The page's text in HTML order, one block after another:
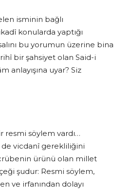
isminin bağlı
konularda yaptığı
bu yorumun üzerine bina
bir şahsiyet olan Said-i
anlayışına uyar? Siz
resmi söylem vardı…
de vicdanî gerekliliğini
ürünü olan millet
şudur: Resmi söylem,
ve irfanından dolayı